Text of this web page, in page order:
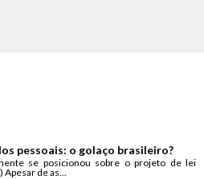
pessoais: o golaço brasileiro?
se posicionou sobre o projeto de lei
Apesar de as...